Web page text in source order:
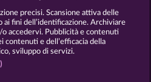
di recesso
precisi. Scansione attiva delle
fini dell’identificazione. Archiviare
accedervi. Pubblicità e contenuti
contenuti e dell’efficacia della
sviluppo di servizi.